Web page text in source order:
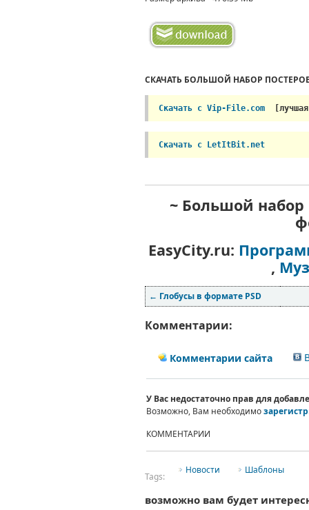
СКАЧАТЬ БОЛЬШОЙ НАБОР
Скачать с Vip-File.com
Скачать с LetItBit.net
~ Большой набор
EasyCity.ru:
,
← Глобусы в формате PSD
Комментарии:
Комментарии сайта
У Вас недостаточно прав для
Возможно, Вам необходимо
КОММЕНТАРИИ
Tags:
Новости Шаблоны
возможно вам будет